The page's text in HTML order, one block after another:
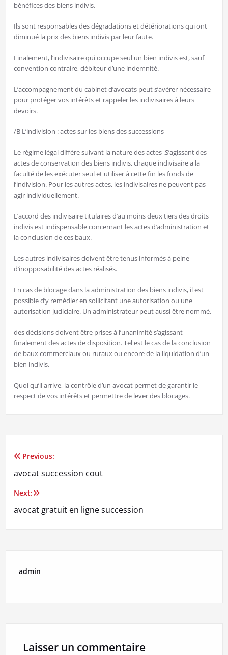
bénéfices des biens indivis.
Ils sont responsables des dégradations et détériorations qui ont
diminué la prix des biens indivis par leur faute.
Finalement, l’indivisaire qui occupe seul un bien indivis est, sauf
convention contraire, débiteur d’une indemnité.
L’accompagnement du cabinet d’avocats peut s’avérer nécessaire
pour protéger vos intérêts et rappeler les indivisaires à leurs
devoirs.
/B L’indivision : actes sur les biens des successions
Le régime légal diffère suivant la nature des actes .S’agissant des
actes de conservation des biens indivis, chaque indivisaire a la
faculté de les exécuter seul et utiliser à cette fin les fonds de
l’indivision. Pour les autres actes, les indivisaires ne peuvent pas
agir individuellement.
L’accord des indivisaire titulaires d’au moins deux tiers des droits
indivis est indispensable concernant les actes d’administration et
la conclusion de ces baux.
Les autres indivisaires doivent être tenus informés à peine
d’inopposabilité des actes réalisés.
En cas de blocage dans la administration des biens indivis, il est
possible d’y remédier en sollicitant une autorisation ou une
autorisation judiciaire. Un administrateur peut aussi être nommé.
des décisions doivent être prises à l’unanimité s’agissant
finalement des actes de disposition. Tel est le cas de la conclusion
de baux commerciaux ou ruraux ou encore de la liquidation d’un
bien indivis.
Quoi qu’il arrive, la contrôle d’un avocat permet de garantir le
respect de vos intérêts et permettre de lever des blocages.
Navigation
de
l’article
Previous:
avocat succession cout
Next:
avocat gratuit en ligne succession
admin
Laisser un commentaire